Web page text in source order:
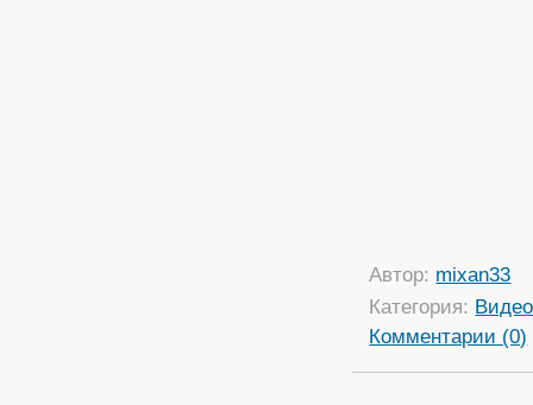
Автор: mixan33
Категория: Видео
Комментарии (0)